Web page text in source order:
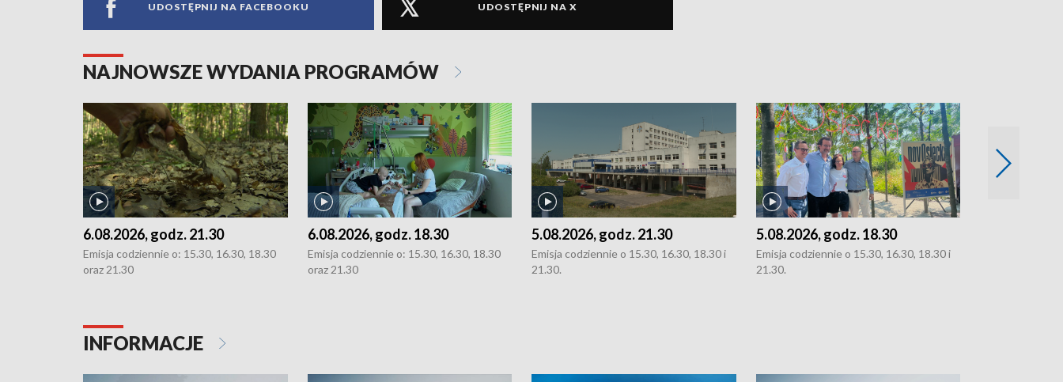
UDOSTĘPNIJ NA FACEBOOKU UDOSTĘPNIJ NA X
NAJNOWSZE WYDANIA PROGRAMÓW
6.08.2026, godz. 21.30
Emisja codziennie o: 15.30, 16.30, 18.30
oraz 21.30
6.08.2026, godz. 18.30
Emisja codziennie o: 15.30, 16.30, 18.30
oraz 21.30
5.08.2026, godz. 21.30
Emisja codziennie o 15.30, 16.30, 18.30 i
21.30.
5.08.2026, godz. 18.30
Emisja codziennie o 15.30, 16.30, 18.30 i
21.30.
INFORMACJE